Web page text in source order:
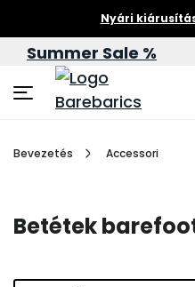
Nyári
Summer Sale %
Bevezetés Accessori
Betétek